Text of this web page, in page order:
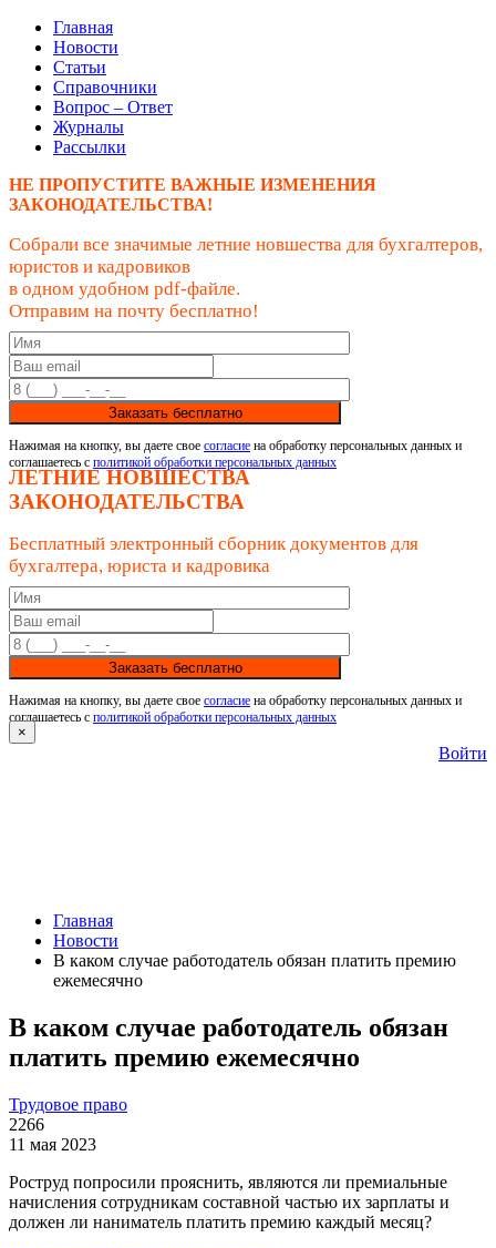
Главная
Новости
Статьи
Справочники
Вопрос – Ответ
Журналы
Рассылки
НЕ ПРОПУСТИТЕ ВАЖНЫЕ ИЗМЕНЕНИЯ
ЗАКОНОДАТЕЛЬСТВА!
Собрали все значимые летние новшества для бухгалтеров,
юристов и кадровиков
в одном удобном pdf-файле.
Отправим на почту бесплатно!
Заказать бесплатно
Нажимая на кнопку, вы даете свое согласие на обработку персональных данных и
соглашаетесь с политикой обработки персональных данных
ЛЕТНИЕ НОВШЕСТВА
ЗАКОНОДАТЕЛЬСТВА
Бесплатный электронный сборник документов для
бухгалтера, юриста и кадровика
Заказать бесплатно
Нажимая на кнопку, вы даете свое согласие на обработку персональных данных и
соглашаетесь с политикой обработки персональных данных
×
Войти
Главная
Новости
В каком случае работодатель обязан платить премию
ежемесячно
В каком случае работодатель обязан
платить премию ежемесячно
Трудовое право
2266
11 мая 2023
Роструд попросили прояснить, являются ли премиальные
начисления сотрудникам составной частью их зарплаты и
должен ли наниматель платить премию каждый месяц?